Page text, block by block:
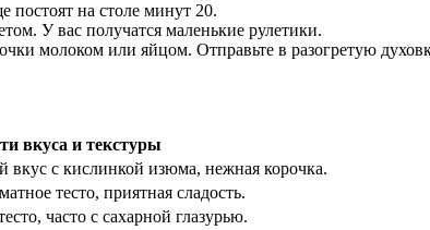
постоят на столе минут 20.
У вас получатся маленькие рулетики.
молоком или яйцом. Отправьте в разогретую
вкуса и текстуры
вкус с кислинкой изюма, нежная корочка.
тесто, приятная сладость.
часто с сахарной глазурью.